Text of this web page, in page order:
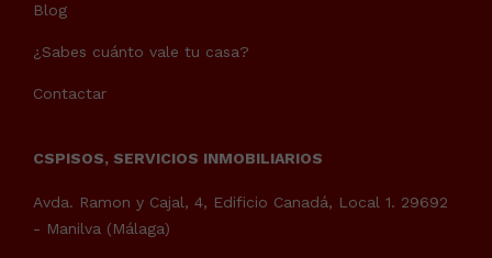
Blog
¿Sabes cuánto vale tu casa?
Contactar
CSPISOS, SERVICIOS INMOBILIARIOS
Avda. Ramon y Cajal, 4, Edificio Canadá, Local 1. 29692
- Manilva (Málaga)